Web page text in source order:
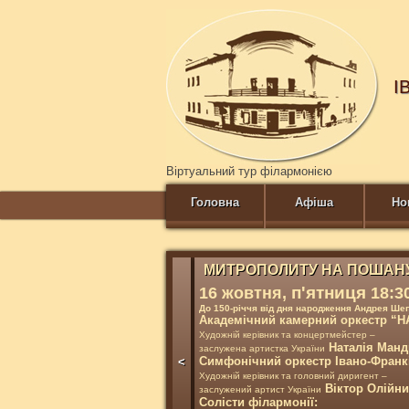
Віртуальний тур філармонією
Головна Афіша
<
МИТРОПОЛИТУ НА
16 жовтня, п'ятниця
До 150-річчя від дня народження Андрея
Академічний камерний оркестр
Художній керівник та концертмейстер –
заслужена артистка України
Наталія
Симфонічний оркестр Івано-
Художній керівник та головний диригент –
заслужений артист України
Віктор
Солісти філармонії: